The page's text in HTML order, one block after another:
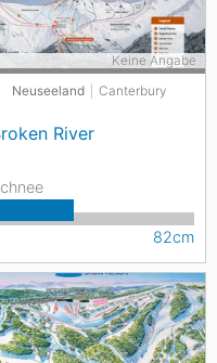
Neuseeland Canterbury
River
Keine Angabe
82cm